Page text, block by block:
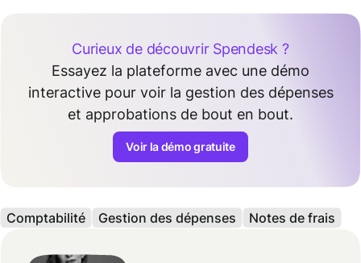
Curieux de découvrir Spendesk ?
Essayez la plateforme avec une démo
interactive pour voir la gestion des dépenses
et approbations de bout en bout.
Voir la démo gratuite
Comptabilité Gestion des dépenses Notes de frais